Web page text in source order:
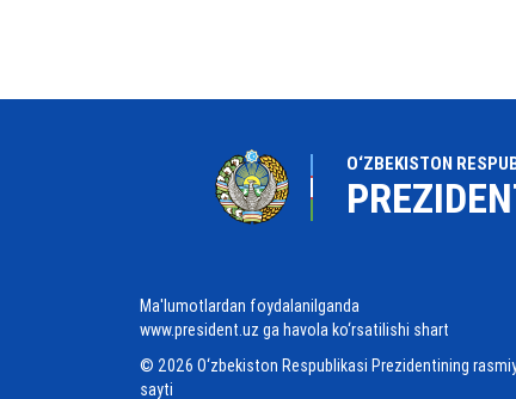
O‘ZBEKISTON
Ma'lumotlardan foydalanilganda
www.president.uz ga havola ko‘rsatilishi shart
© 2026 O‘zbekiston Respublikasi Prezidentining
sayti